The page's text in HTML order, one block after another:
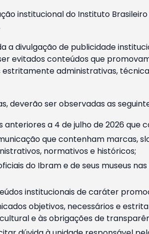
institucional do Instituto
a divulgação de publicidade
evitados conteúdos que
administrativas,
deverão ser observadas as
a 4 de julho de 2026
que contenham marcas,
normativos e históricos;
do Ibram e de seus museus
institucionais de caráter
objetivos, necessários e
e às obrigações de